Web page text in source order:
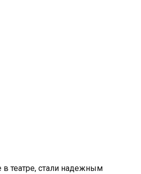
театре, стали надежным